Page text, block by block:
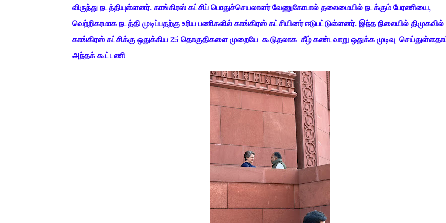
விருந்து நடத்தியுள்ளனர். காங்கிரஸ் கட்சிப் பொதுச்செயலாளர் வேணுகோபால் தலைமையில் நடக்கும் பேரணியை,
வெற்றிகரமாக நடத்தி முடிப்பதற்கு உரிய பணிகளில் காங்கிரஸ் கட்சியினர் ஈடுபட்டுள்ளனர். இந்த நிலையில் திமுகவில்
காங்கிரஸ் கட்சிக்கு ஒதுக்கிய 25 தொகுதிகளை முறையே கூடுதலாக கீழ் கண்டவாறு ஒதுக்க முடிவு
அந்தக் கூட்டணி